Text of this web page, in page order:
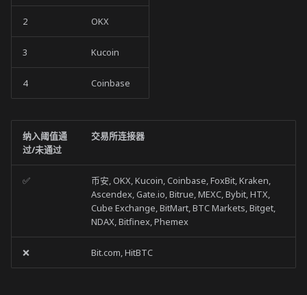
2 OKX
3 Kucoin
4 Coinbase
纳入阈值通
过/未通过
交易所连接器
✅
币安, OKX, Kucoin, Coinbase, FoxBit, Kraken,
Ascendex, Gate.io, Bitrue, MEXC, Bybit, HTX,
Cube Exchange, BitMart, BTC Markets, Bitget,
NDAX, Bitfinex, Phemex
❌ Bit.com, HitBTC